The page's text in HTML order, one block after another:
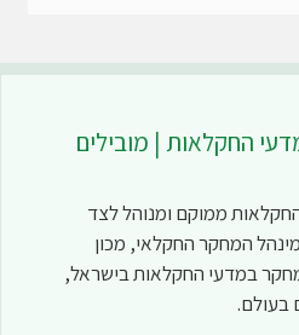
החקלאות | מובילים
ממוקם ומנוהל לצד
המחקר החקלאי, מכון
במדעי החקלאות בישראל,
בעולם.